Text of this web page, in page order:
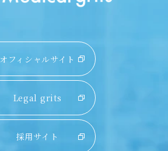
オフィシャルサイト
Legal grits
採用サイト